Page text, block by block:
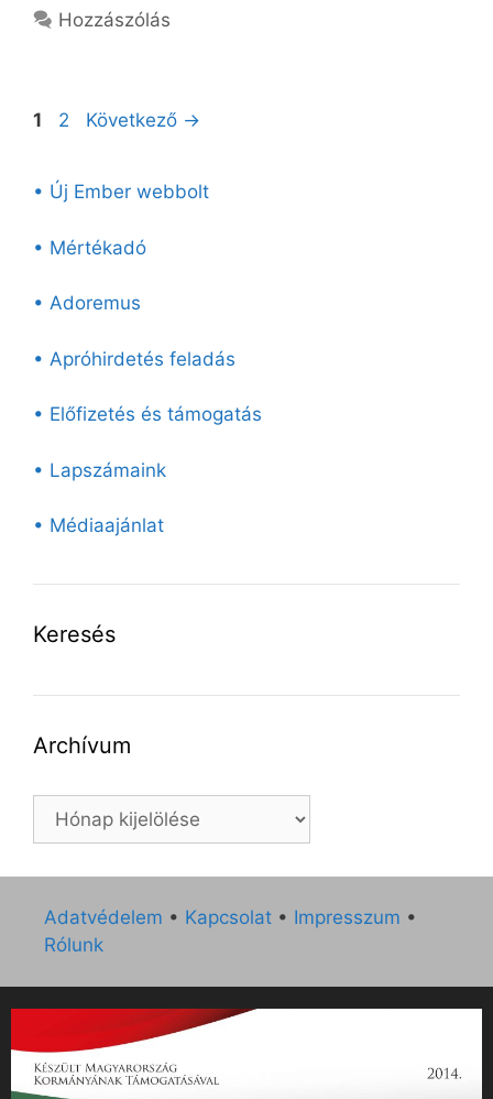
Hozzászólás
Oldal
1 Oldal
2 Következő →
• Új Ember webbolt
• Mértékadó
• Adoremus
• Apróhirdetés feladás
• Előfizetés és támogatás
• Lapszámaink
• Médiaajánlat
Keresés
Archívum
Archívum
Adatvédelem • Kapcsolat • Impresszum •
Rólunk